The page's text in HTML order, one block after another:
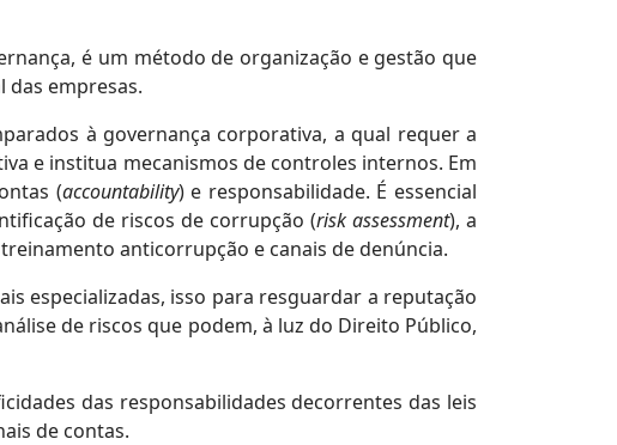
é um método de organização e gestão que
empresas.
à governança corporativa, a qual requer a
e institua mecanismos de controles internos. Em
(accountability) e responsabilidade. É essencial
de riscos de corrupção (risk assessment), a
anticorrupção e canais de denúncia.
especializadas, isso para resguardar a reputação
de riscos que podem, à luz do Direito Público,
das responsabilidades decorrentes das leis
de contas.